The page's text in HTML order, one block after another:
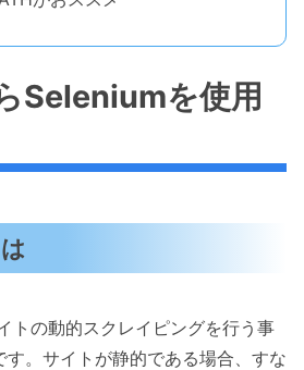
Seleniumを使用
トの動的スクレイピングを行う事
す。サイトが静的である場合、すな